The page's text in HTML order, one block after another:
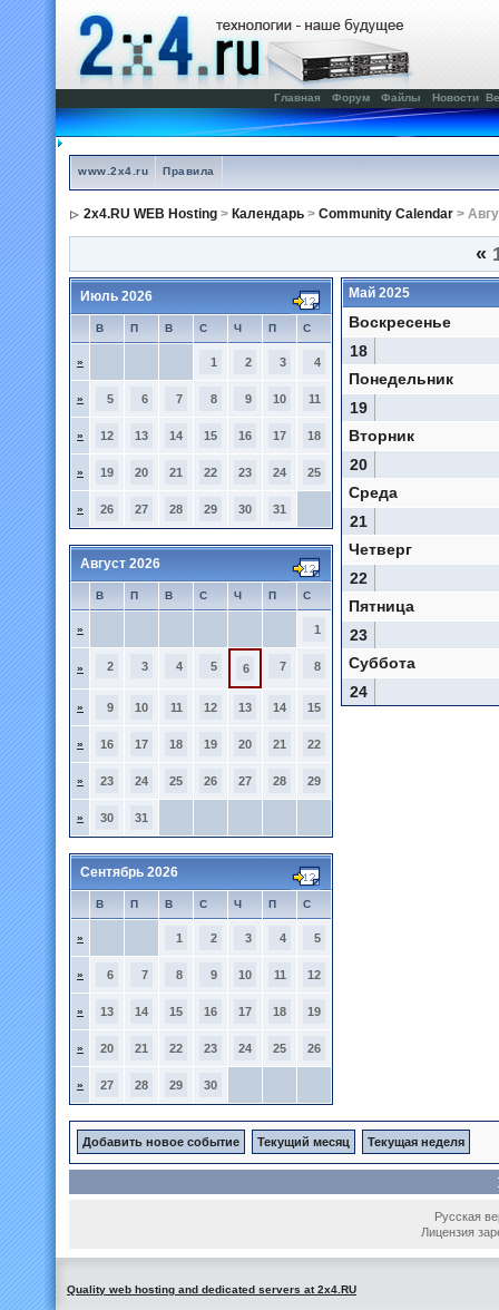
Главная Форум Файлы Новости
www.2x4.ru Правила
2x4.RU WEB Hosting > Календарь > Community Calendar >
«
Июль 2026
В П В С Ч П С
» 1 2 3 4
» 5 6 7 8 9 10 11
» 12 13 14 15 16 17 18
» 19 20 21 22 23 24 25
» 26 27 28 29 30 31
Август 2026
В П В С Ч П С
» 1
» 2 3 4 5 6 7 8
» 9 10 11 12 13 14 15
» 16 17 18 19 20 21 22
» 23 24 25 26 27 28 29
» 30 31
Сентябрь 2026
В П В С Ч П С
» 1 2 3 4 5
» 6 7 8 9 10 11 12
» 13 14 15 16 17 18 19
» 20 21 22 23 24 25 26
» 27 28 29 30
Май 2025
Воскресенье
18
Понедельник
19
Вторник
20
Среда
21
Четверг
22
Пятница
23
Суббота
24
Добавить новое событие Текущий месяц Текущая неделя
Русская
Лицензия
Quality web hosting and dedicated servers at 2x4.RU